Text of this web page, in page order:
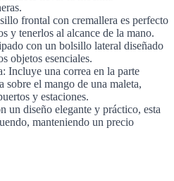
frontal con cremallera es perfecto
y tenerlos al alcance de la mano.
con un bolsillo lateral diseñado
objetos esenciales.
Incluye una correa en la parte
sobre el mango de una maleta,
y estaciones.
diseño elegante y práctico, esta
manteniendo un precio